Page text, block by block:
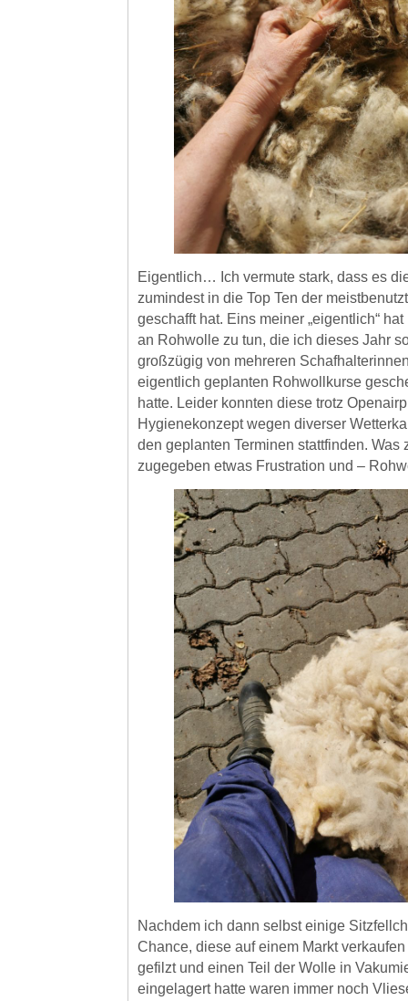
Eigentlich… Ich vermute stark, dass es
zumindest in die Top Ten der
geschafft hat. Eins meiner „eigentlich“
an Rohwolle zu tun, die ich dieses Jahr
großzügig von mehreren
eigentlich geplanten Rohwollkurse
hatte. Leider konnten diese trotz
Hygienekonzept wegen diverser
den geplanten Terminen stattfinden. Was
zugegeben etwas Frustration und –
Nachdem ich dann selbst einige
Chance, diese auf einem Markt
gefilzt und einen Teil der Wolle in
eingelagert hatte waren immer noch